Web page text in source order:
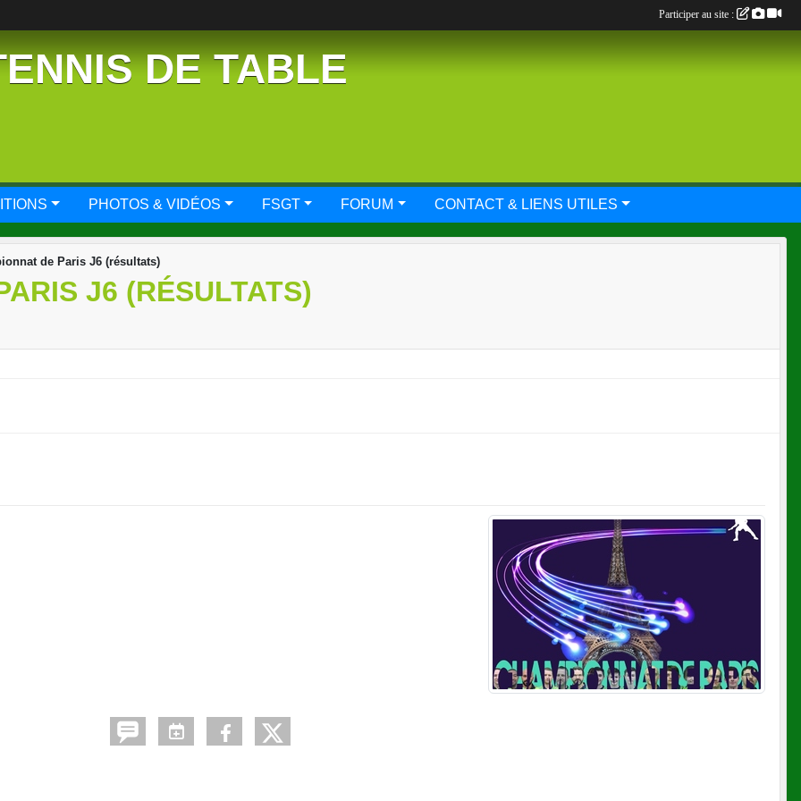
DE TABLE
PHOTOS & VIDÉOS FSGT FORUM CONTACT & LIENS UTILES
de Paris J6 (résultats)
J6 (RÉSULTATS)
Participer au site :